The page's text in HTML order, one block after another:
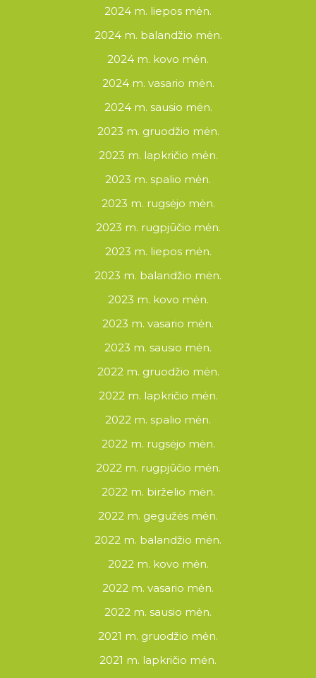
2024 m. liepos mėn.
2024 m. balandžio mėn.
2024 m. kovo mėn.
2024 m. vasario mėn.
2024 m. sausio mėn.
2023 m. gruodžio mėn.
2023 m. lapkričio mėn.
2023 m. spalio mėn.
2023 m. rugsėjo mėn.
2023 m. rugpjūčio mėn.
2023 m. liepos mėn.
2023 m. balandžio mėn.
2023 m. kovo mėn.
2023 m. vasario mėn.
2023 m. sausio mėn.
2022 m. gruodžio mėn.
2022 m. lapkričio mėn.
2022 m. spalio mėn.
2022 m. rugsėjo mėn.
2022 m. rugpjūčio mėn.
2022 m. birželio mėn.
2022 m. gegužės mėn.
2022 m. balandžio mėn.
2022 m. kovo mėn.
2022 m. vasario mėn.
2022 m. sausio mėn.
2021 m. gruodžio mėn.
2021 m. lapkričio mėn.